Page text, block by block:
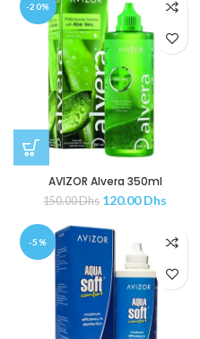
-20%
AVIZOR Alvera 350ml
150.00Dhs 120.00Dhs
-5%